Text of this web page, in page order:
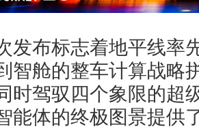
发布标志着地平线率
智舱的整车计算战略
时驾驭四个象限的超
能体的终极图景提供